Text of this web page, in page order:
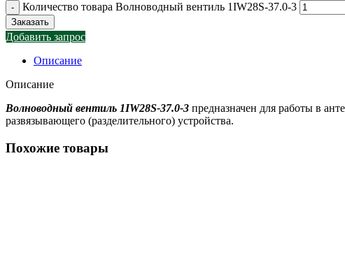
Количество товара Волноводный вентиль 1IW28S-37.0-3
Заказать
Добавить запрос
Описание
Описание
Волноводный вентиль 1IW28S-37.0-3 предназначен для работы в
развязывающего (разделительного) устройства.
Похожие товары